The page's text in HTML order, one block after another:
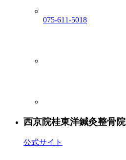
075-611-5018
西京院桂東洋鍼灸整骨院
公式サイト